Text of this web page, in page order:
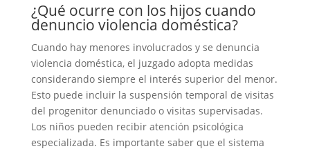
¿Qué ocurre con los hijos cuando
denuncio violencia doméstica?
Cuando hay menores involucrados y se denuncia
violencia doméstica, el juzgado adopta medidas
considerando siempre el interés superior del menor.
Esto puede incluir la suspensión temporal de visitas
del progenitor denunciado o visitas supervisadas.
Los niños pueden recibir atención psicológica
especializada. Es importante saber que el sistema